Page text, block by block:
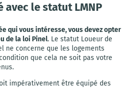
avec le statut LMNP
qui vous intéresse, vous devez opter
de la loi Pinel. Le statut Loueur de
ne concerne que les logements
que cela ne soit pas votre
impérativement être équipé des